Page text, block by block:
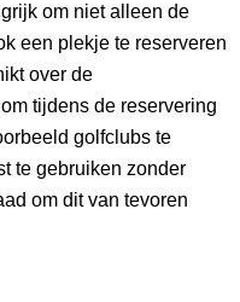
om niet alleen de
een plekje te reserveren
over de
tijdens de reservering
golfclubs te
te gebruiken zonder
om dit van tevoren